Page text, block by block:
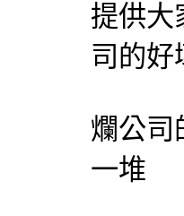
提供大
司的好
爛公司
一堆